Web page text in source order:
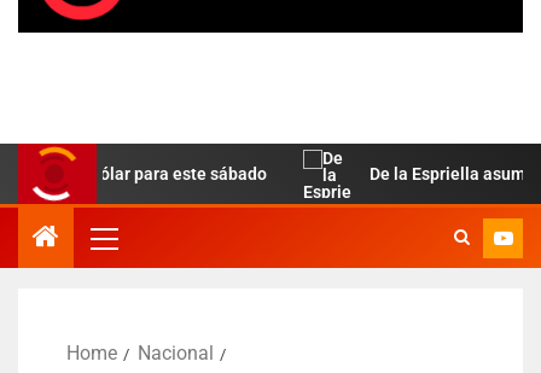
del dólar para este sábado De la Espriella asume en
Home
Nacional